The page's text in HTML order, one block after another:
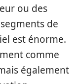
ou des
de
est énorme.
comme
également